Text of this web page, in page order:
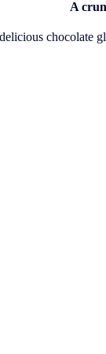
A
chocolate